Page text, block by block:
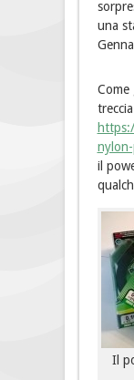
una
Come
il
Il